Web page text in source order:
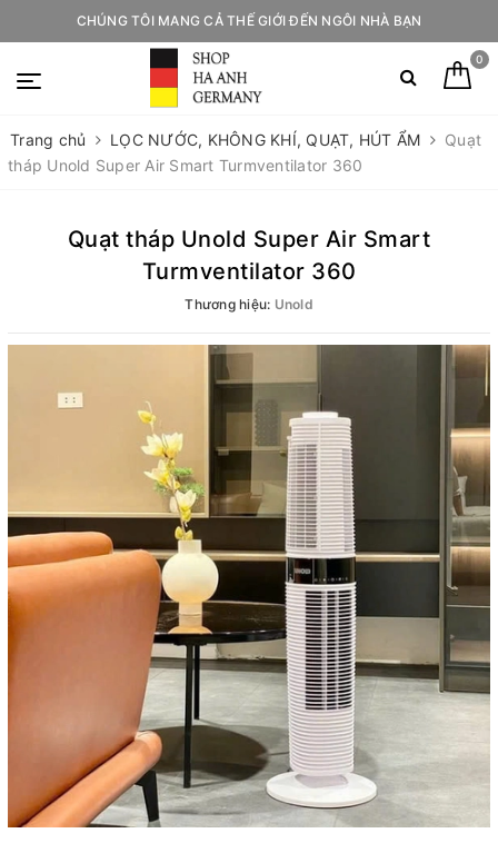
CHÚNG TÔI MANG CẢ THẾ GIỚI ĐẾN NGÔI NHÀ BẠN
0
Trang chủ LỌC NƯỚC, KHÔNG KHÍ, QUẠT, HÚT ẨM
Quạt
tháp Unold Super Air Smart Turmventilator 360
Quạt tháp Unold Super Air Smart
Turmventilator 360
Thương hiệu: Unold